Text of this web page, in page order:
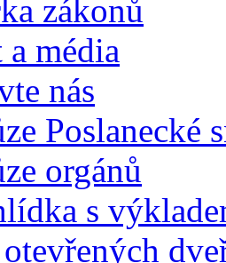
zákonů
média
nás
Poslanecké
orgánů
s